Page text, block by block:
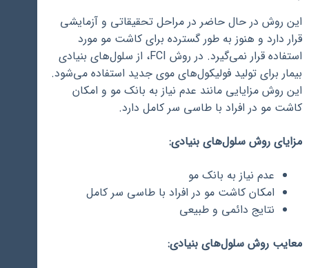
این روش در حال حاضر در مراحل تحقیقاتی و آزمایشی
قرار دارد و هنوز به طور گسترده برای کاشت مو مورد
استفاده قرار نمی‌گیرد. در روش FCI، از سلول‌های بنیادی
بیمار برای تولید فولیکول‌های موی جدید استفاده می‌شود.
این روش مزایایی مانند عدم نیاز به بانک مو و امکان
کاشت مو در افراد با طاسی سر کامل دارد.
مزایای روش سلول‌های بنیادی:
عدم نیاز به بانک مو
امکان کاشت مو در افراد با طاسی سر کامل
نتایج دائمی و طبیعی
معایب روش سلول‌های بنیادی: